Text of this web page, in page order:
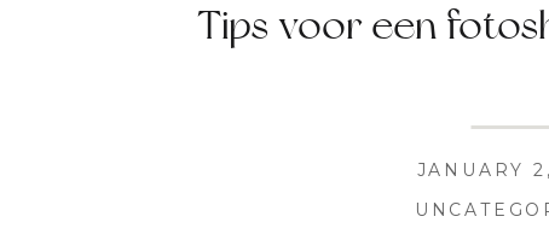
JANUARY
Tips voor een